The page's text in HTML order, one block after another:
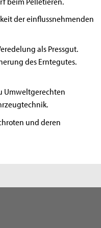
der einflussnehmenden
als Pressgut.
des Erntegutes.
Umweltgerechten
und deren